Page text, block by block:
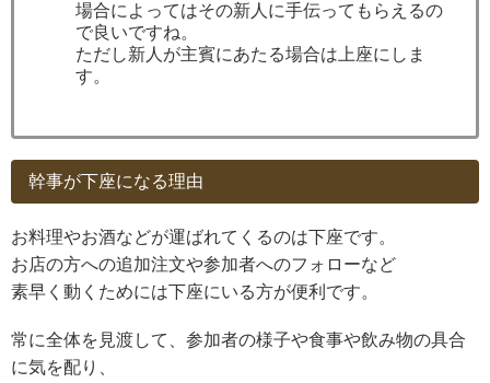
場合によってはその新人に手伝ってもらえるの
で良いですね。
ただし新人が主賓にあたる場合は上座にしま
す。
幹事が下座になる理由
お料理やお酒などが運ばれてくるのは下座です。
お店の方への追加注文や参加者へのフォローなど
素早く動くためには下座にいる方が便利です。
常に全体を見渡して、参加者の様子や食事や飲み物の具合
に気を配り、